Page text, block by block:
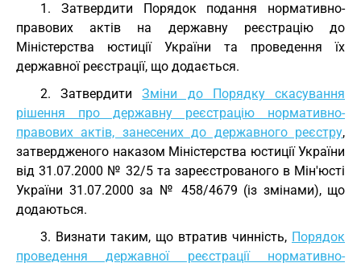
1. Затвердити Порядок подання нормативно-
правових актів на державну реєстрацію до
Міністерства юстиції України та проведення їх
державної реєстрації, що додається.
2. ЗатвердитиЗміни до Порядку скасування
рішення про державну реєстрацію нормативно-
правових актів, занесених до державного реєстру,
затвердженого наказом Міністерства юстиції України
від 31.07.2000 № 32/5 та зареєстрованого в Мін'юсті
України 31.07.2000 за № 458/4679 (із змінами), що
додаються.
3. Визнати таким, що втратив чинність, Порядок
проведення державної реєстрації нормативно-